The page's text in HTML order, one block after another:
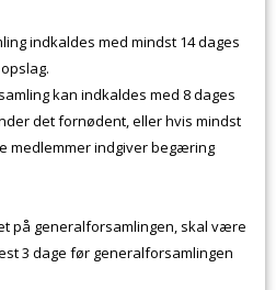
indkaldes med mindst 14 dages
kan indkaldes med 8 dages
det fornødent, eller hvis mindst
medlemmer indgiver begæring
på generalforsamlingen, skal være
3 dage før generalforsamlingen